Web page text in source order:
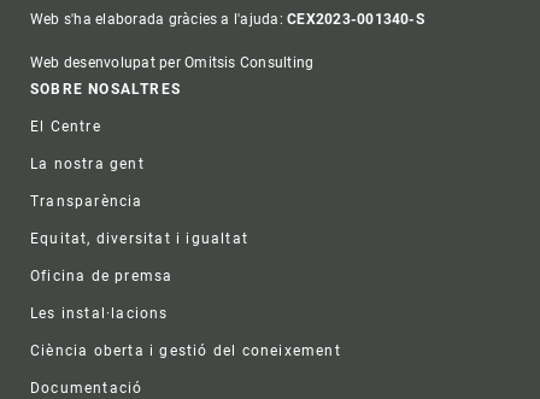
Web s'ha elaborada gràcies a l'ajuda:CEX2023-001340-S
Web desenvolupat per Omitsis Consulting
Footer
SOBRE NOSALTRES
El Centre
La nostra gent
Transparència
Equitat, diversitat i igualtat
Oficina de premsa
Les instal·lacions
Ciència oberta i gestió del coneixement
Documentació